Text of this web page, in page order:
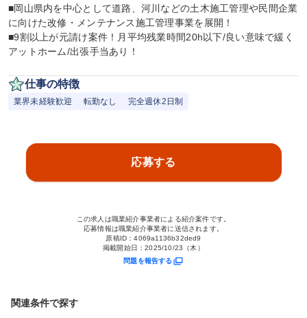
■岡山県内を中心として道路、河川などの土木施工管理や民間企業
に向けた改修・メンテナンス施工管理事業を展開！
■9割以上が元請け案件！月平均残業時間20h以下/良い意味で緩く
アットホーム/出張手当あり！
仕事の特徴
業界未経験歓迎 転勤なし 完全週休2日制
応募する
この求人は職業紹介事業者による紹介案件です。
応募情報は職業紹介事業者に送信されます。
原稿ID：4069a1136b32ded9
掲載開始日：2025/10/23（木）
問題を報告する
関連条件で探す